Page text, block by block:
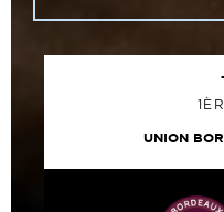
UNION